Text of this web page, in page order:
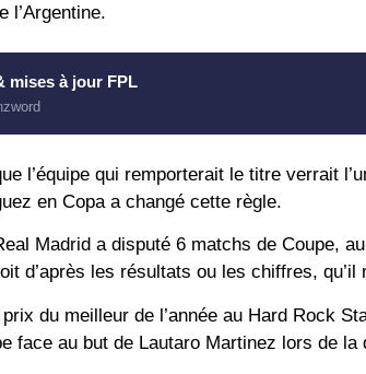
l’Argentine.
mises à jour FPL
l’équipe qui remporterait le titre verrait
en Copa a changé cette règle.
Madrid a disputé 6 matchs de Coupe,
d’après les résultats ou les chiffres,
du meilleur de l’année au Hard Rock
face au but de Lautaro Martinez lors de la